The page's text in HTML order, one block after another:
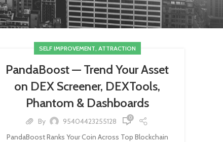
SELF IMPROVEMENT, ATTRACTION
PandaBoost — Trend Your Asset
on DEX Screener, DEXTools,
Phantom & Dashboards
By 95404423255128 0
PandaBoost Ranks Your Coin Across Top Blockchain